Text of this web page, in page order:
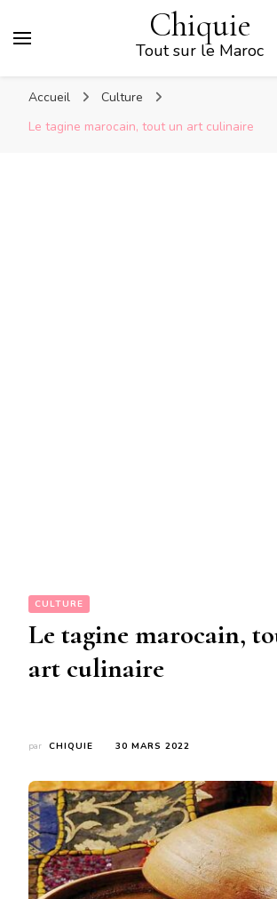
Chiquie
Tout sur le Maroc
Accueil
Culture
Le tagine marocain, tout un art culinaire
CULTURE
Le tagine marocain,
art culinaire
par CHIQUIE 30 MARS 2022